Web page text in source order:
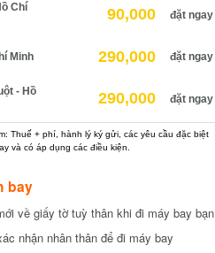
Chí
90,000 đặt ngay
Minh 290,000 đặt ngay
- Hồ
290,000 đặt ngay
Thuế + phí, hành lý ký gửi, các yêu cầu đặc biệt
và có áp dụng các điều kiện.
bay
về giấy tờ tuỳ thân khi đi máy bay bạn
nhận nhân thân để đi máy bay